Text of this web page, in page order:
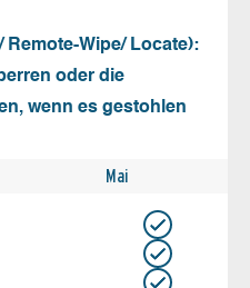
Wipe/ Locate):
oder die
wenn es gestohlen
Mai